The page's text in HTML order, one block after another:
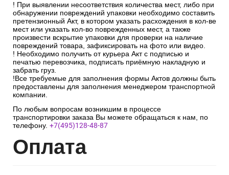
! При выявлении несоответствия количества мест, либо при
обнаружении повреждений упаковки необходимо составить
претензионный Акт, в котором указать расхождения в кол-ве
мест или указать кол-во поврежденных мест, а также
произвести вскрытие упаковки для проверки на наличие
повреждений товара, зафиксировать на фото или видео.
! Необходимо получить от курьера Акт с подписью и
печатью перевозчика, подписать приёмную накладную и
забрать груз.
!Все требуемые для заполнения формы Актов должны быть
предоставлены для заполнения менеджером транспортной
компании.
По любым вопросам возникшим в процессе
транспортировки заказа Вы можете обращаться к нам, по
телефону. +7(495)128-48-87
Оплата